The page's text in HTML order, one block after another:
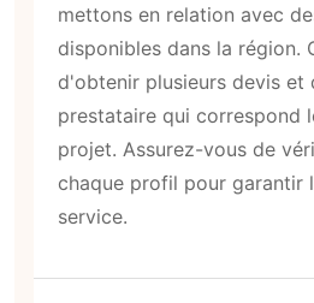
mettons en relation avec
disponibles dans la région.
d'obtenir plusieurs devis et
prestataire qui correspond
projet. Assurez-vous de
chaque profil pour garantir
service.